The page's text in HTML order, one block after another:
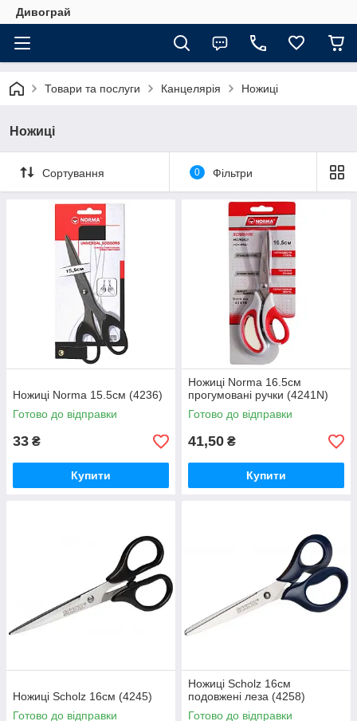
Дивограй
Товари та послуги Канцелярія Ножиці
Ножиці
Сортування 0 Фільтри
Ножиці Norma 15.5см (4236)
Готово до відправки
33 ₴
Купити
Ножиці Norma 16.5см
прогумовані ручки (4241N)
Готово до відправки
41,50 ₴
Купити
Ножиці Scholz 16см (4245)
Готово до відправки
Ножиці Scholz 16см
подовжені леза (4258)
Готово до відправки